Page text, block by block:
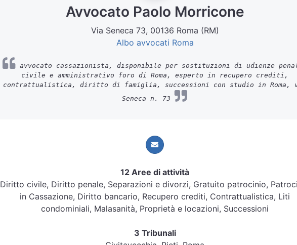
Avvocato Paolo Morricone
Via Seneca 73, 00136 Roma (RM)
Albo avvocati Roma
avvocato cassazionista, disponibile per sostituzioni di udienze
civile e amministrativo foro di Roma, esperto in recupero crediti,
contrattualistica, diritto di famiglia, successioni con studio in Roma,
Seneca n. 73
12 Aree di attività
Diritto civile, Diritto penale, Separazioni e divorzi, Gratuito patrocinio,
in Cassazione, Diritto bancario, Recupero crediti, Contrattualistica, Liti
condominiali, Malasanità, Proprietà e locazioni, Successioni
3 Tribunali